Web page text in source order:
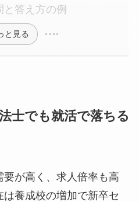
答え方の例
と見る
士でも就活で落ちる
が高く、求人倍率も高
養成校の増加で新卒セ